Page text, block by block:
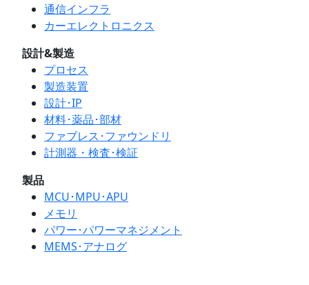
通信インフラ
カーエレクトロニクス
設計&製造
プロセス
製造装置
設計･IP
材料･薬品･部材
ファブレス･ファウンドリ
計測器・検査･検証
製品
MCU･MPU･APU
メモリ
パワー･パワーマネジメント
MEMS･アナログ